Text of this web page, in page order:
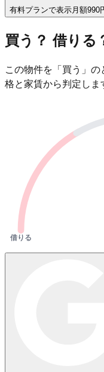
有料プランで表示 月額990
買う？ 借りる
この物件を「買う」
格と家賃から判定しま
借りる